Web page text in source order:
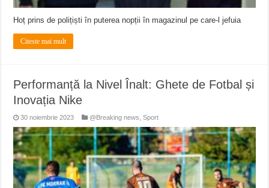
Hoț prins de polițiști în puterea nopții în magazinul pe care-l jefuia
Citeste mai mult
Performanță la Nivel Înalt: Ghete de Fotbal și
Inovația Nike
30 noiembrie 2023 @Breaking news ,Sport